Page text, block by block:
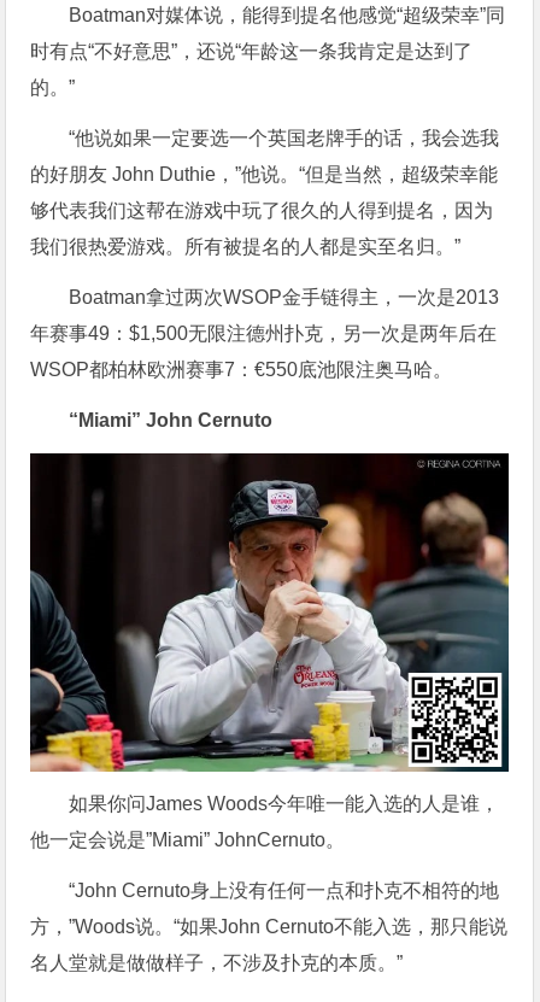
Boatman对媒体说，能得到提名他感觉“超级荣幸”同
时有点“不好意思”，还说“年龄这一条我肯定是达到了
的。”
“他说如果一定要选一个英国老牌手的话，我会选我
的好朋友 John Duthie，”他说。“但是当然，超级荣幸能
够代表我们这帮在游戏中玩了很久的人得到提名，因为
我们很热爱游戏。所有被提名的人都是实至名归。”
Boatman拿过两次WSOP金手链得主，一次是2013
年赛事49：$1,500无限注德州扑克，另一次是两年后在
WSOP都柏林欧洲赛事7：€550底池限注奥马哈。
“Miami” John Cernuto
如果你问James Woods今年唯一能入选的人是谁，
他一定会说是”Miami” JohnCernuto。
“John Cernuto身上没有任何一点和扑克不相符的地
方，”Woods说。“如果John Cernuto不能入选，那只能说
名人堂就是做做样子，不涉及扑克的本质。”